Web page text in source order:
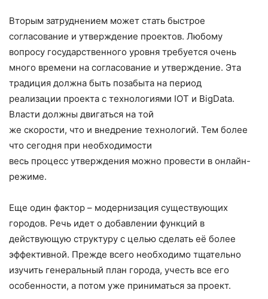
Вторым затруднением может стать быстрое
согласование и утверждение проектов. Любому
вопросу государственного уровня требуется очень
много времени на согласование и утверждение. Эта
традиция должна быть позабыта на период
реализации проекта с технологиями IOT и BigData.
Власти должны двигаться на той
же скорости, что и внедрение технологий. Тем более
что сегодня при необходимости
весь процесс утверждения можно провести в онлайн-
режиме.
Еще один фактор – модернизация существующих
городов. Речь идет о добавлении функций в
действующую структуру с целью сделать её более
эффективной. Прежде всего необходимо тщательно
изучить генеральный план города, учесть все его
особенности, а потом уже приниматься за проект.